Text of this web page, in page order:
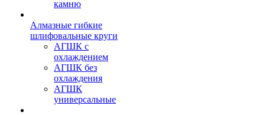
камню
Алмазные гибкие
шлифовальные круги
АГШК с
охлаждением
АГШК без
охлаждения
АГШК
универсальные